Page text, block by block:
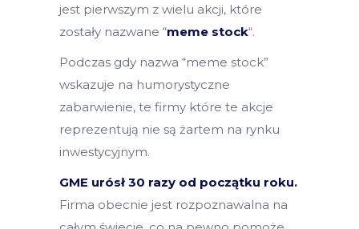
jest pierwszym z wielu akcji, które
zostały nazwane “meme stock“.
Podczas gdy nazwa “meme stock”
wskazuje na humorystyczne
zabarwienie, te firmy które te akcje
reprezentują nie są żartem na rynku
inwestycyjnym.
GME urósł 30 razy od początku roku.
Firma obecnie jest rozpoznawalna na